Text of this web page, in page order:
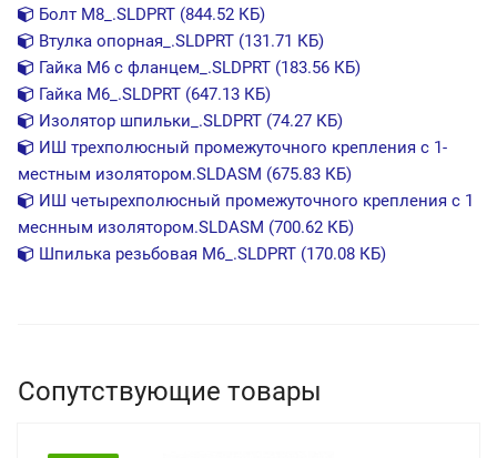
Болт М8_.SLDPRT (844.52 КБ)
Втулка опорная_.SLDPRT (131.71 КБ)
Гайка М6 с фланцем_.SLDPRT (183.56 КБ)
Гайка М6_.SLDPRT (647.13 КБ)
Изолятор шпильки_.SLDPRT (74.27 КБ)
ИШ трехполюсный промежуточного крепления с 1-
местным изолятором.SLDASM (675.83 КБ)
ИШ четырехполюсный промежуточного крепления с 1
меснным изолятором.SLDASM (700.62 КБ)
Шпилька резьбовая М6_.SLDPRT (170.08 КБ)
Сопутствующие товары